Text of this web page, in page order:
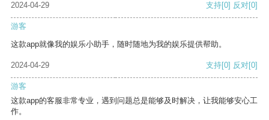
2024-04-29
支持[0] 反对[0]
游客
这款app就像我的娱乐小助手，随时随地为我的娱乐提供帮助。
2024-04-29 支持[0] 反对[0]
游客
这款app的客服非常专业，遇到问题总是能够及时解决，让我能够安心工
作。